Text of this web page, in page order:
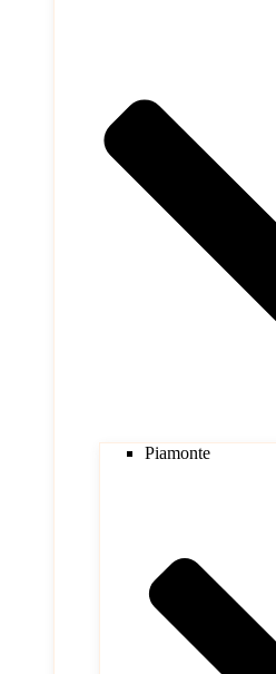
Piamonte